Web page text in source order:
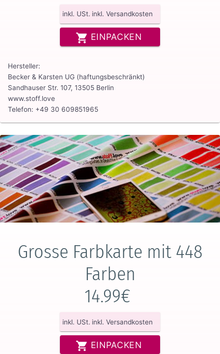
inkl. USt. inkl. Versandkosten
EINPACKEN
Hersteller:
Becker & Karsten UG (haftungsbeschränkt)
Sandhauser Str. 107, 13505 Berlin
www.stoff.love
Telefon: +49 30 609851965
Grosse Farbkarte mit 448
Farben
14.99€
inkl. USt. inkl. Versandkosten
EINPACKEN